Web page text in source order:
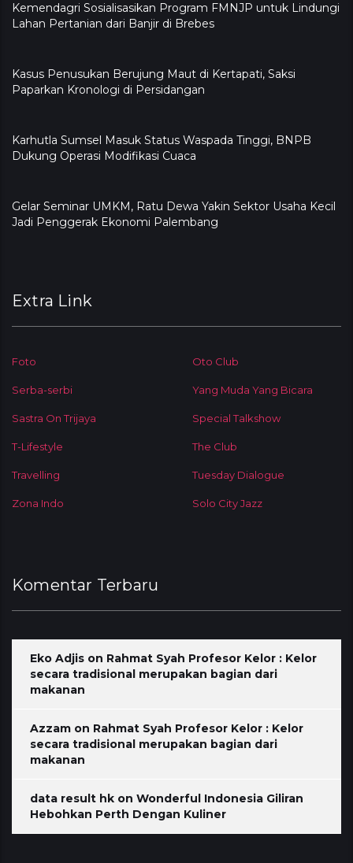
Kemendagri Sosialisasikan Program FMNJP untuk Lindungi
Lahan Pertanian dari Banjir di Brebes
Kasus Penusukan Berujung Maut di Kertapati, Saksi
Paparkan Kronologi di Persidangan
Karhutla Sumsel Masuk Status Waspada Tinggi, BNPB
Dukung Operasi Modifikasi Cuaca
Gelar Seminar UMKM, Ratu Dewa Yakin Sektor Usaha Kecil
Jadi Penggerak Ekonomi Palembang
Extra Link
Foto Oto Club
Serba-serbi Yang Muda Yang Bicara
Sastra On Trijaya Special Talkshow
T-Lifestyle The Club
Travelling Tuesday Dialogue
Zona Indo Solo City Jazz
Komentar Terbaru
Eko Adjis on Rahmat Syah Profesor Kelor : Kelor
secara tradisional merupakan bagian dari
makanan
Azzam on Rahmat Syah Profesor Kelor : Kelor
secara tradisional merupakan bagian dari
makanan
data result hk on Wonderful Indonesia Giliran
Hebohkan Perth Dengan Kuliner